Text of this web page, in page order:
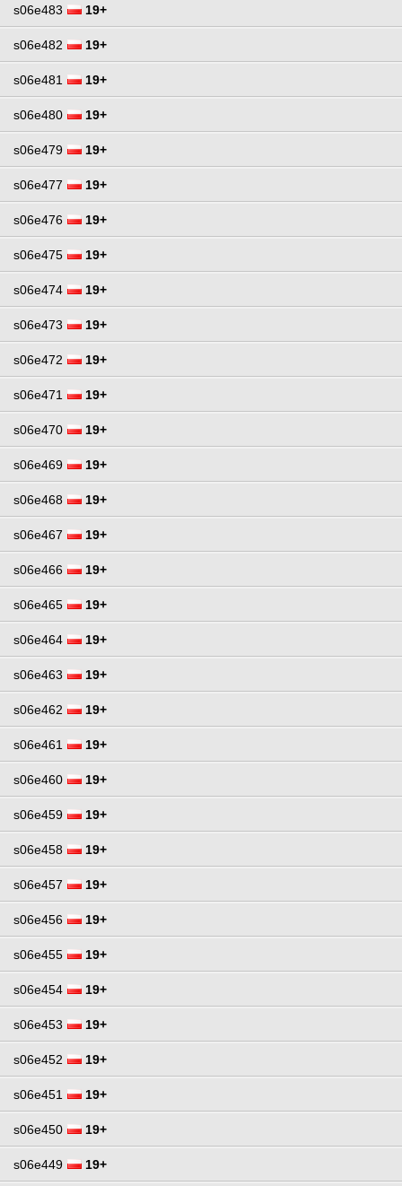
s06e483 19+
s06e482 19+
s06e481 19+
s06e480 19+
s06e479 19+
s06e477 19+
s06e476 19+
s06e475 19+
s06e474 19+
s06e473 19+
s06e472 19+
s06e471 19+
s06e470 19+
s06e469 19+
s06e468 19+
s06e467 19+
s06e466 19+
s06e465 19+
s06e464 19+
s06e463 19+
s06e462 19+
s06e461 19+
s06e460 19+
s06e459 19+
s06e458 19+
s06e457 19+
s06e456 19+
s06e455 19+
s06e454 19+
s06e453 19+
s06e452 19+
s06e451 19+
s06e450 19+
s06e449 19+